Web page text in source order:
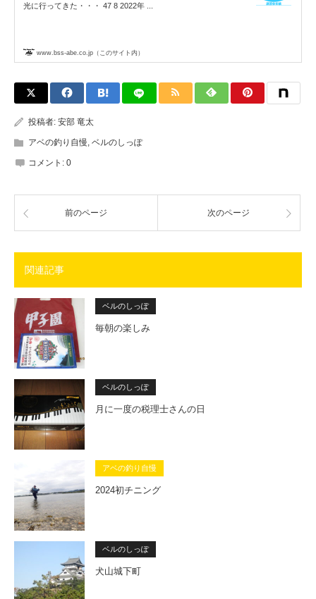
光に行ってきた・・・ 47 8 2022年 ...
www.bss-abe.co.jp（このサイト内）
投稿者: 安部 竜太
アベの釣り自慢 ベルのしっぽ
コメント: 0
前のページ 次のページ
関連記事
ベルのしっぽ
毎朝の楽しみ
ベルのしっぽ
月に一度の税理士さんの日
アベの釣り自慢
2024初チニング
ベルのしっぽ
犬山城下町